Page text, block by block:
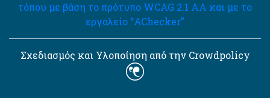
τόπου με βάση το πρότυπο WCAG 2.1 AA και με το
εργαλείο “AChecker”
Σχεδιασμός και Υλοποίηση από την Crowdpolicy